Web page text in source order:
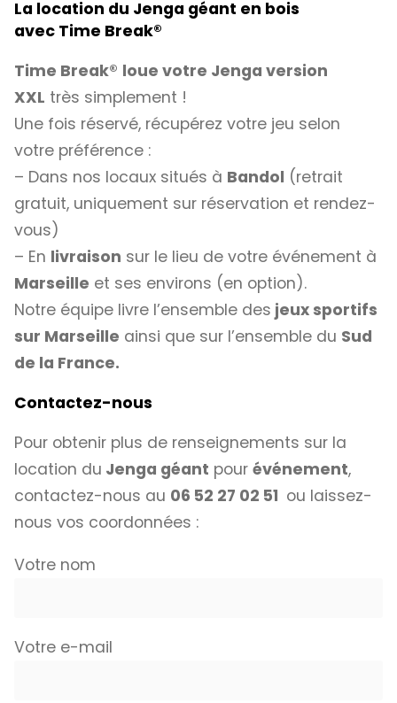
La location du Jenga géant en bois
avec Time Break®
Time Break® loue votre Jenga version
XXL très simplement !
Une fois réservé, récupérez votre jeu selon
votre préférence :
– Dans nos locaux situés à Bandol (retrait
gratuit, uniquement sur réservation et rendez-
vous)
– En livraison sur le lieu de votre événement à
Marseille et ses environs (en option).
Notre équipe livre l’ensemble des jeux sportifs
sur Marseille ainsi que sur l’ensemble du Sud
de la France.
Contactez-nous
Pour obtenir plus de renseignements sur la
location du Jenga géant pour événement,
contactez-nous au 06 52 27 02 51 ou laissez-
nous vos coordonnées :
Votre nom
Votre e-mail